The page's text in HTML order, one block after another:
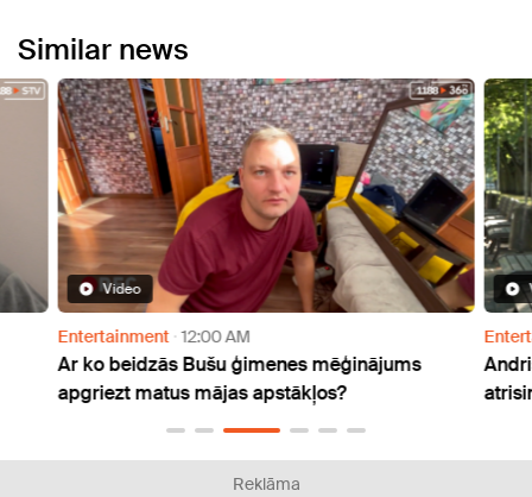
Similar news
Video
Entertainment 12:00 AM
Ar ko beidzās Bušu ģimenes mēģinājums
apgriezt matus mājas apstākļos?
Reklāma